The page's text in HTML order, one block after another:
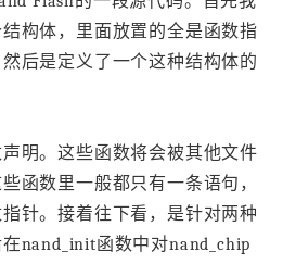
构体，里面放置的全是函数指
后是定义了一个这种结构体的
明。这些函数将会被其他文件
函数里一般都只有一条语句，
针。接着往下看，是针对两种
nand_init函数中对nand_chip